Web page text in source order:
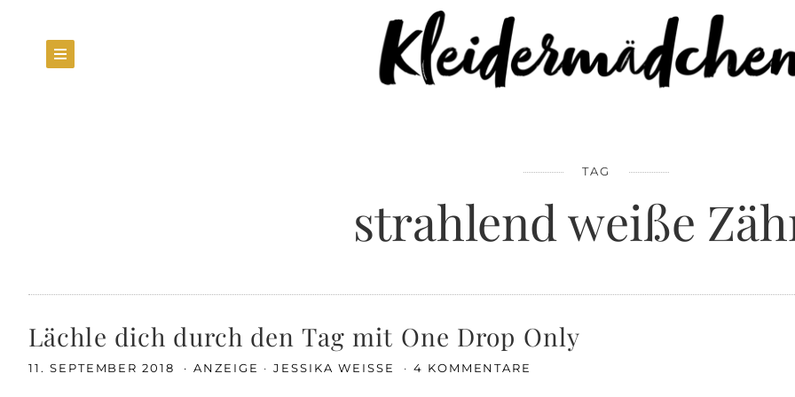
TAG
strahlend weiße
Lächle dich durch den Tag mit One Drop Only
11. SEPTEMBER 2018 ANZEIGE JESSIKA WEISSE 4 KOMMENTARE